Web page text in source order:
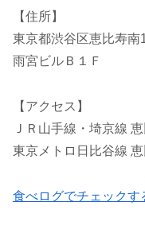
【住所】
東京都渋谷区恵比寿南
雨宮ビルＢ１Ｆ
【アクセス】
ＪＲ山手線・埼京線
東京メトロ日比谷線
食べログでチェックす